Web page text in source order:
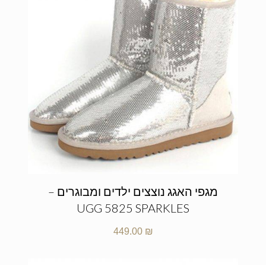
מגפי האגג נוצצים ילדים ומבוגרים –
UGG 5825 SPARKLES
449.00 ₪